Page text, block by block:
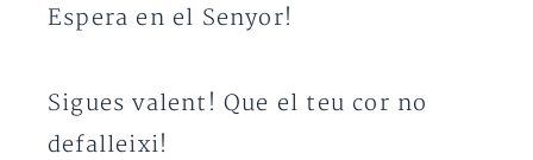
Espera en el Senyor!
Sigues valent! Que el teu cor no
defalleixi!